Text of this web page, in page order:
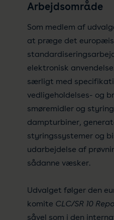
Arbejdsområde
Som medlem af
at præge det
elektronisk
særligt med
vedligeholdelses- og
smøremidler og
dampturbiner,
styringssystemer og
udarbejdelse af
sådanne væsker.
Udvalget følger den
komite CLC/SR 10
såvel som i den